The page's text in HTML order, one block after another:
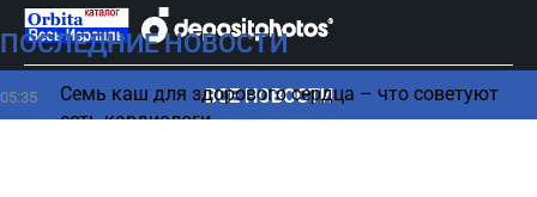
ПОСЛЕДНИЕ НОВОСТИ
05:35
Семь каш для здорового сердца – что советуют
есть кардиологи
ВСЕ НОВОСТИ
сursorinfo.co.il © Все права защищены